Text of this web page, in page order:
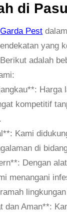
di
Garda Pest
yang
adalah
Harga
kompetitif
Kami
di
Dengan
menangani
dan Aman**: